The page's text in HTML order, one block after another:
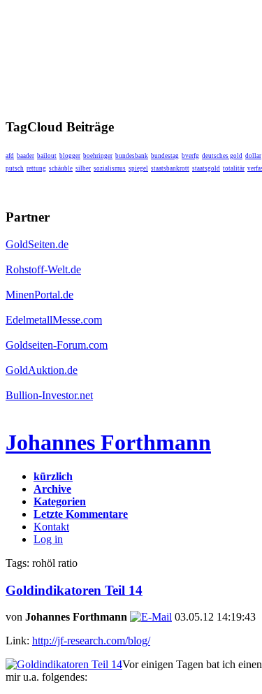
TagCloud Beiträge
afd baader bailout blogger boehringer bundesbank bundestag bverfg deutsches gold dollar
putsch rettung schäuble silber sozialismus spiegel staatsbankrott staatsgold totalitär
Partner
GoldSeiten.de
Rohstoff-Welt.de
MinenPortal.de
EdelmetallMesse.com
Goldseiten-Forum.com
GoldAuktion.de
Bullion-Investor.net
Johannes Forthmann
kürzlich
Archive
Kategorien
Letzte Kommentare
Kontakt
Log in
Tags: rohöl ratio
Goldindikatoren Teil 14
von Johannes Forthmann
03.05.12 14:19:43
Link: http://jf-research.com/blog/
Vor einigen Tagen bat ich
mir u.a. folgendes: